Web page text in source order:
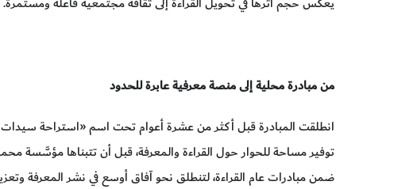
من مبادرة محلية إلى منصة معرفية عابرة للحدود
انطلقت المبادرة قبل أكثر من عشرة أعوام تحت اسم «استراحة
توفير مساحة للحوار حول القراءة والمعرفة، قبل أن تتبناها مؤسَّسة
ضمن مبادرات عام القراءة، لتنطلق نحو آفاق أوسع في نشر المعرفة